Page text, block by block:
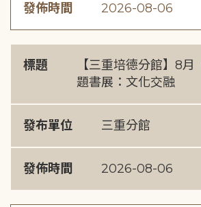
發佈時間 2026-08-06
標題
【三重培德分館】8
題書展：文化交融
發布單位 三重分館
發佈時間 2026-08-06